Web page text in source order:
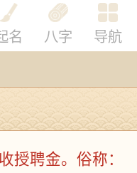
名 八字 导航
授聘金。俗称：